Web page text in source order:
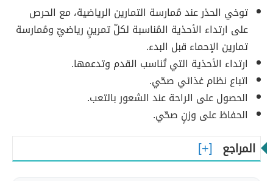
توخي الحذر عند مُمارسة التمارين الرياضية، مع الحرص
على ارتداء الأحذية المُناسبة لكلّ تمرينٍ رياضيّ ومُمارسة
تمارين الإحماء قبل البدء.
ارتداء الأحذية التي تُناسب القدم وتدعمها.
اتباع نظام غذائي صحّي.
الحصول على الراحة عند الشعور بالتعب.
الحفاظ على وزنٍ صحّي.
المراجع